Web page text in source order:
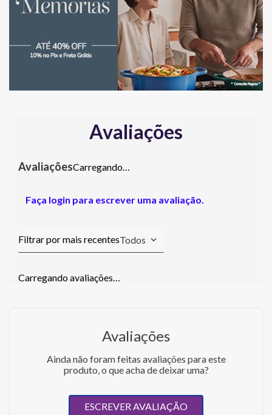
Avaliações
Carregando…
Faça login para escrever uma avaliação.
Todos
Carregando avaliações…
Avaliações
Ainda não foram feitas avaliações para este
produto, o que acha de deixar uma?
ESCREVER AVALIAÇÃO